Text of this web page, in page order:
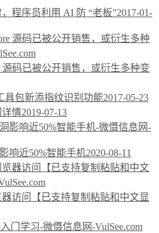
，程序员利用 AI 防 “老板”2017-01-
源码已被公开销售，或衍生多种变
具包新添指纹识别功能2017-05-23
详情2019-07-13
响近50%智能手机2020-08-11
访问【已支持复制粘贴和中文显